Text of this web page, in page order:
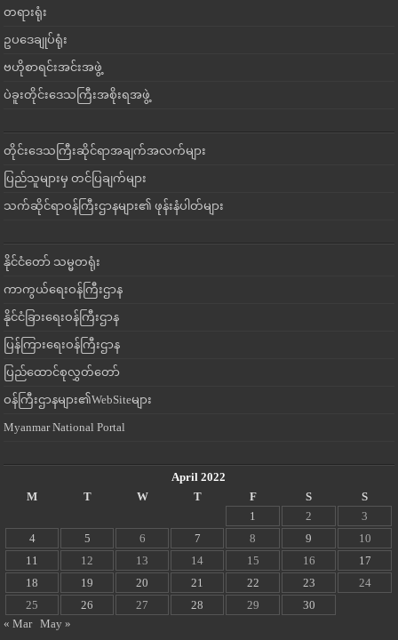
တရားရုံး
ဥပဒေချုပ်ရုံး
ဗဟိုစာရင်းအင်းအဖွဲ့
ပဲခူးတိုင်းဒေသကြီးအစိုးရအဖွဲ့
တိုင်းဒေသကြီးဆိုင်ရာအချက်အလက်များ
ပြည်သူများမှ တင်ပြချက်များ
သက်ဆိုင်ရာဝန်ကြီးဌာနများ၏ ဖုန်းနံပါတ်များ
နိုင်ငံတော် သမ္မတရုံး
ကာကွယ်ရေးဝန်ကြီးဌာန
နိုင်ငံခြားရေးဝန်ကြီးဌာန
ပြန်ကြားရေးဝန်ကြီးဌာန
ပြည်ထောင်စုလွှတ်တော်
ဝန်ကြီးဌာနများ၏WebSiteများ
Myanmar National Portal
April 2022
M
T W T F S
S
1
2
3
4
5 6 7 8 9
10
11
12 13 14 15 16
17
18
19 20 21 22 23
24
25
26 27 28 29
30
« Mar May »